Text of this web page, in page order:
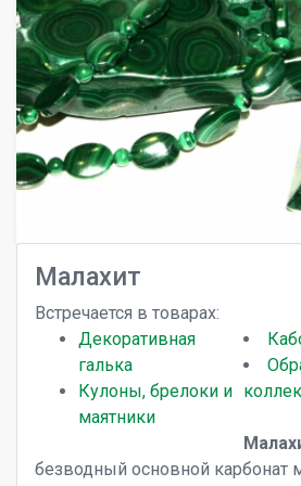
Малахит
Встречается в товарах:
Декоративная
галька
Кулоны, брелоки и
маятники
безводный основной карбонат